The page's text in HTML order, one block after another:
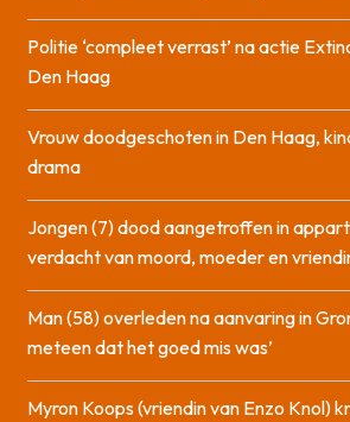
Politie ‘compleet verrast’ na actie
Den Haag
Vrouw doodgeschoten in Den Haag,
drama
Jongen (7) dood aangetroffen in
verdacht van moord, moeder en
Man (58) overleden na aanvaring in
meteen dat het goed mis was’
Myron Koops (vriendin van Enzo Knol)